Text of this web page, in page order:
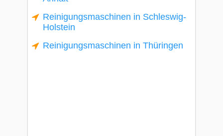
Reinigungsmaschinen in Schleswig-
Holstein
Reinigungsmaschinen in Thüringen